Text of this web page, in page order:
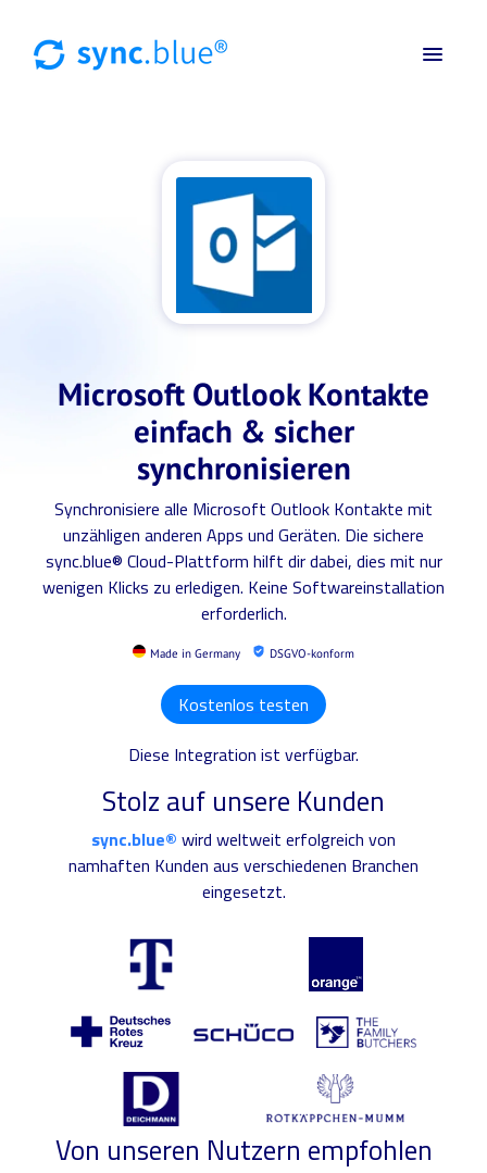
Microsoft Outlook Kontakte
einfach & sicher
synchronisieren
Synchronisiere alle Microsoft Outlook Kontakte mit
unzähligen anderen Apps und Geräten. Die sichere
sync.blue® Cloud-Plattform hilft dir dabei, dies mit nur
wenigen Klicks zu erledigen. Keine Softwareinstallation
erforderlich.
Made in Germany DSGVO-konform
Kostenlos testen
Diese Integration ist verfügbar.
Stolz auf unsere Kunden
sync.blue® wird weltweit erfolgreich von
namhaften Kunden aus verschiedenen Branchen
eingesetzt.
Von unseren Nutzern empfohlen